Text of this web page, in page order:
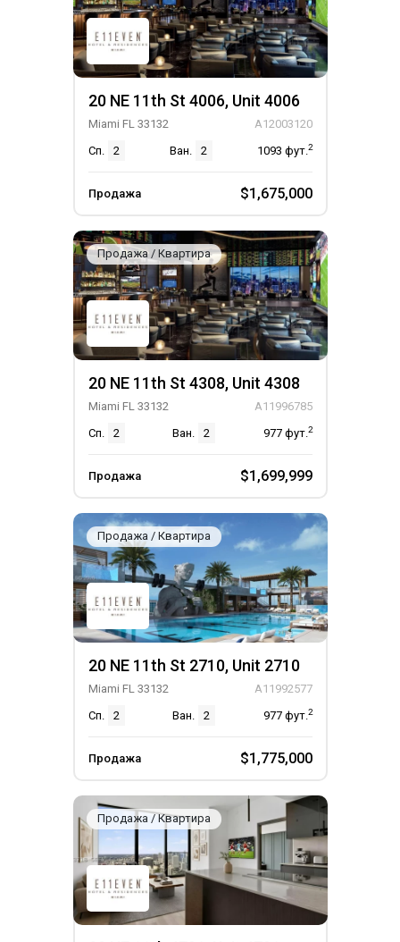
20 NE 11th St 4006, Unit 4006
Miami FL 33132
A12003120
Сп.
2 Ван. 2 1093 фут.2
Продажа $1,675,000
Продажа / Квартира
20 NE 11th St 4308, Unit 4308
Miami FL 33132
A11996785
Сп.
2 Ван. 2 977 фут.2
Продажа $1,699,999
Продажа / Квартира
20 NE 11th St 2710, Unit 2710
Miami FL 33132
A11992577
Сп.
2 Ван. 2 977 фут.2
Продажа $1,775,000
Продажа / Квартира